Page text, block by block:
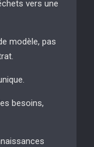
vers une
modèle, pas
besoins,